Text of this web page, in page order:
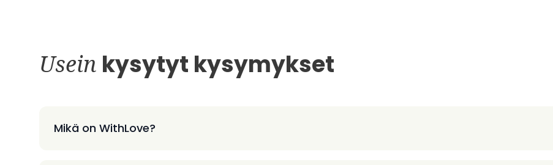
Usein kysytyt kysymykset
Mikä on WithLove?